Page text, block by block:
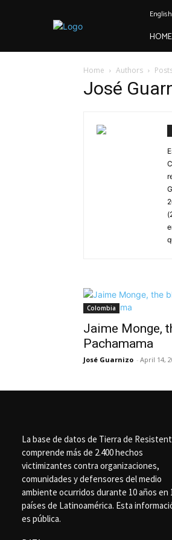
HOME
Home Authors
José
Colombia
Jaime Monge,
Pachamama
José Guarnizo - April 14,
La base de datos de Tierra de
comprende más de 2.400 hechos
victimizantes contra organizaciones,
comunidades y defensores del medio
ambiente ocurridos durante 10 años en
países de Latinoamérica. Esta
es pública.